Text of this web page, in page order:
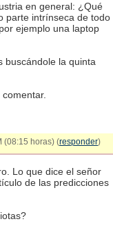
en general: ¿Qué
parte intrínseca de todo
ejemplo una laptop
buscándole la quinta
(08:15 horas) (responder)
Lo que dice el señor
de las predicciones